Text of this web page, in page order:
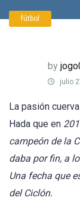
fútbol
by
julio
La pasión
Hada que en
campeón de la
daba por fin, a
Una fecha que
del Ciclón.